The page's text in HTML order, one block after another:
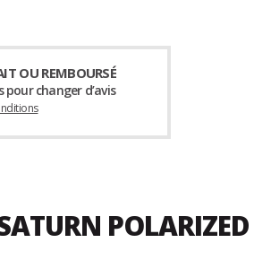
OU REMBOURSÉ
pour changer d’avis
POLARIZED